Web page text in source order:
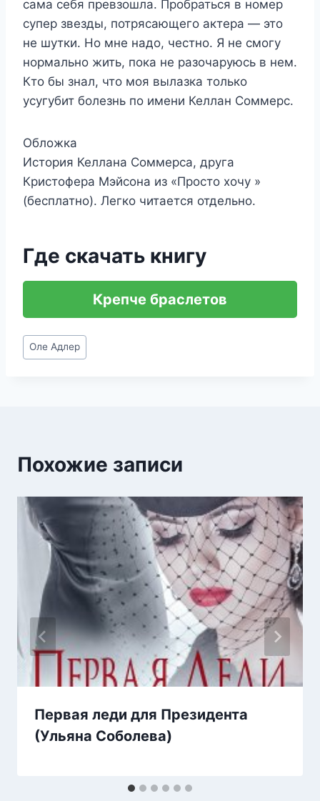
сама себя превзошла. Пробраться в номер
супер звезды, потрясающего актера — это
не шутки. Но мне надо, честно. Я не смогу
нормально жить, пока не разочаруюсь в нем.
Кто бы знал, что моя вылазка только
усугубит болезнь по имени Келлан Соммерс.
Обложка
История Келлана Соммерса, друга
Кристофера Мэйсона из «Просто хочу »
(бесплатно). Легко читается отдельно.
Где скачать книгу
Крепче браслетов
Метки
записи:
Оле Адлер
Похожие записи
Первая леди для Президента
(Ульяна Соболева)